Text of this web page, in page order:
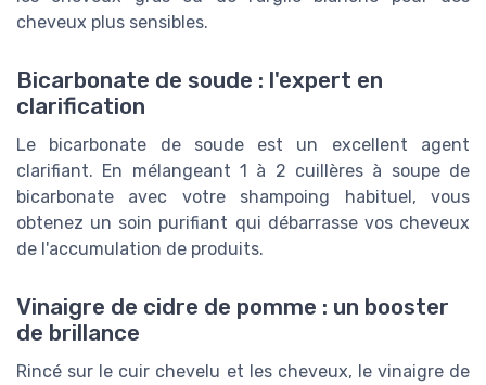
cheveux plus sensibles.
Bicarbonate de soude : l'expert en
clarification
Le bicarbonate de soude est un excellent agent
clarifiant. En mélangeant 1 à 2 cuillères à soupe de
bicarbonate avec votre shampoing habituel, vous
obtenez un soin purifiant qui débarrasse vos cheveux
de l'accumulation de produits.
Vinaigre de cidre de pomme : un booster
de brillance
Rincé sur le cuir chevelu et les cheveux, le vinaigre de